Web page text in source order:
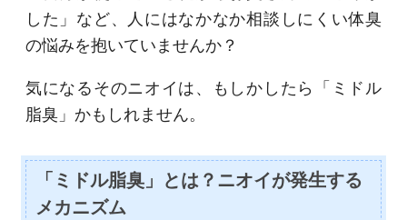
した」など、人にはなかなか相談しにくい体臭
の悩みを抱いていませんか？
気になるそのニオイは、もしかしたら「ミドル
脂臭」かもしれません。
「ミドル脂臭」とは？ニオイが発生する
メカニズム